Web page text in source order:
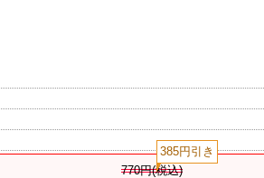
770円(税込)
385円引き